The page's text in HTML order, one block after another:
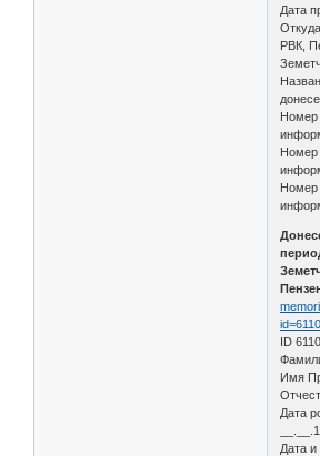
Дата
РВК,
Номер
Номер
Номер
ID
Имя
Дата
Дата